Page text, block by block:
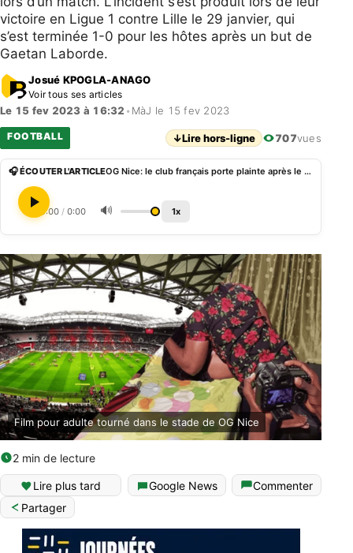
victoire en Ligue 1 contre Lille le 29 janvier, qui
s’est terminée 1-0 pour les hôtes après un but de
Gaetan Laborde.
Josué KPOGLA-ANAGO
Voir tous ses articles
Le 15 fev 2023 à 16:32 • MàJ le 15 fev 2023
FOOTBALL ↓Lire hors-ligne 707vues
🎧 ÉCOUTER L'ARTICLE OG Nice: le club français porte plainte après le « tournage d’un film p0rn0graphique dans son stade »
0:00 / 0:00 🔊 1x
Film pour adulte tourné dans le stade de OG Nice
2 min de lecture
Lire plus tard Google News
Commenter
Partager